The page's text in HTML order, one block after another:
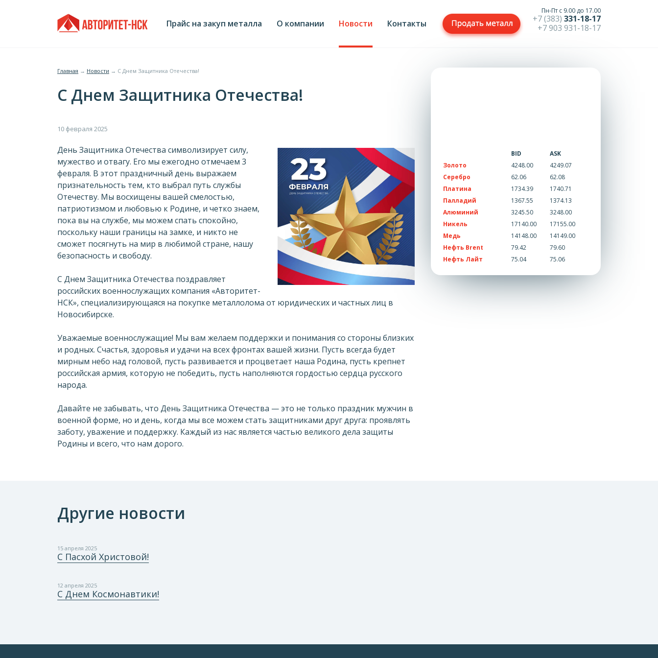
Главное
Прайс на закуп металла О компании Новости Контакты
Пн-Пт с 9.00 до 17.00
+7 (383) 331-18-17
+7 903 931-18-17
Вы
здесь
Главная → Новости → С Днем Защитника Отечества!
С Днем Защитника Отечества!
День Защитника Отечества символизирует силу,
мужество и отвагу. Его мы ежегодно отмечаем 3
февраля. В этот праздничный день выражаем
признательность тем, кто выбрал путь службы
Отечеству. Мы восхищены вашей смелостью,
патриотизмом и любовью к Родине, и четко знаем,
пока вы на службе, мы можем спать спокойно,
поскольку наши границы на замке, и никто не
сможет посягнуть на мир в любимой стране, нашу
безопасность и свободу.
С Днем Защитника Отечества поздравляет
российских военнослужащих компания «Авторитет-
НСК», специализирующаяся на покупке металлолома от юридических и частных лиц в
Новосибирске.
Уважаемые военнослужащие! Мы вам желаем поддержки и понимания со стороны близких
и родных. Счастья, здоровья и удачи на всех фронтах вашей жизни. Пусть всегда будет
мирным небо над головой, пусть развивается и процветает наша Родина, пусть крепнет
российская армия, которую не победить, пусть наполняются гордостью сердца русского
народа.
Давайте не забывать, что День Защитника Отечества — это не только праздник мужчин в
военной форме, но и день, когда мы все можем стать защитниками друг друга: проявлять
заботу, уважение и поддержку. Каждый из нас является частью великого дела защиты
Родины и всего, что нам дорого.
BID
ASK
Золото
4248.00
4249.07
Серебро
62.06
62.08
Платина
1734.39
1740.71
Палладий
1367.55
1374.13
Алюминий
3245.50
3248.00
Никель
17140.00
17155.00
Медь
14148.00
14149.00
Нефть Brent
79.42
79.60
Нефть Лайт
75.04 75.06
Другие новости
15 апреля 2025
С Пасхой Христовой!
12 апреля 2025
С Днем Космонавтики!